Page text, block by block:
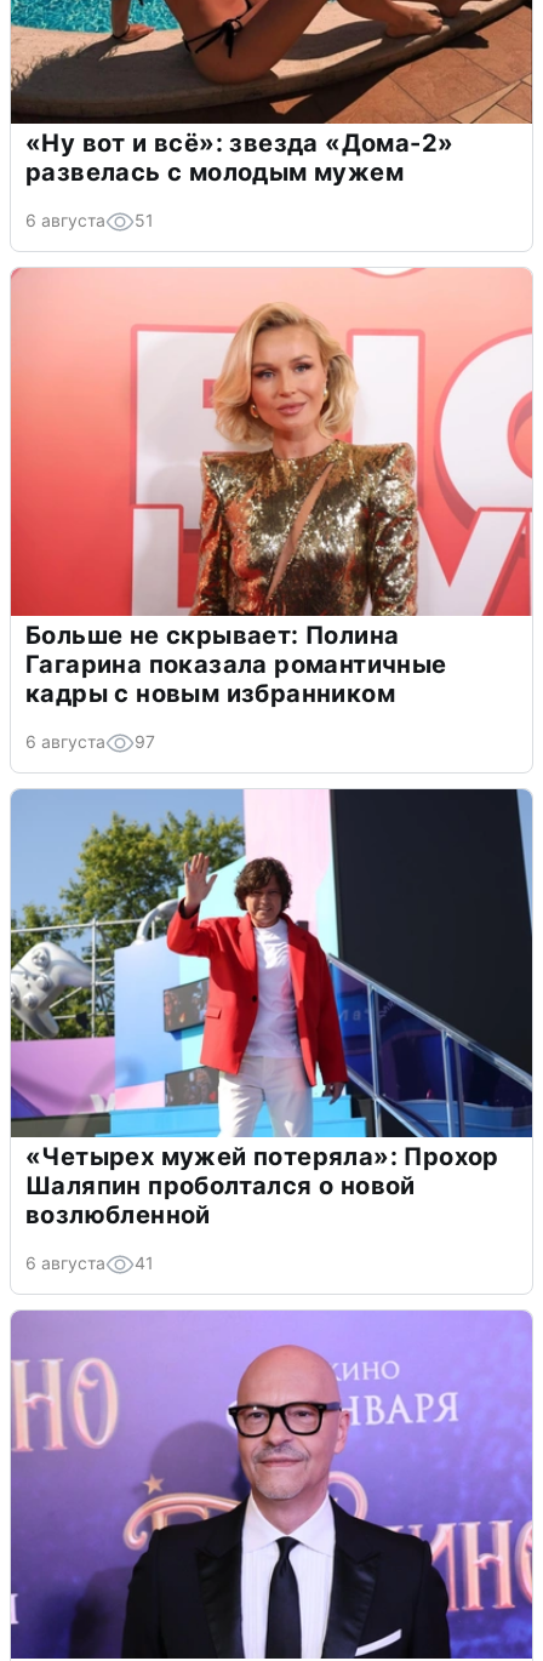
«Ну вот и всё»: звезда «Дома-2»
развелась с молодым мужем
6 августа 51
Больше не скрывает: Полина
Гагарина показала романтичные
кадры с новым избранником
6 августа 97
«Четырех мужей потеряла»: Прохор
Шаляпин проболтался о новой
возлюбленной
6 августа 41